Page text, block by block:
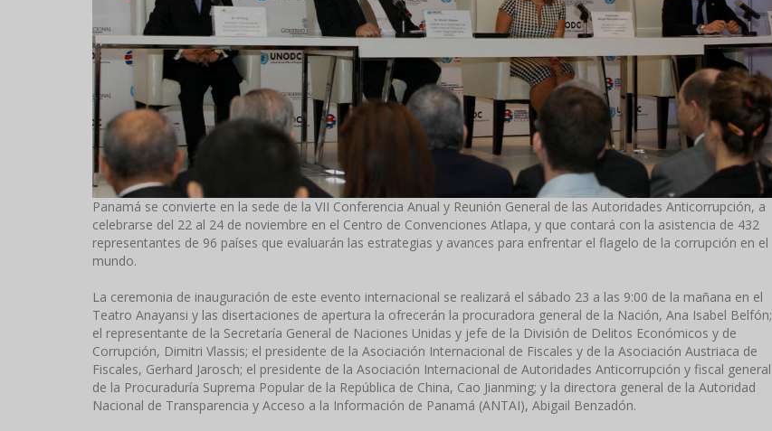
Panamá se convierte en la sede de la VII Conferencia Anual y Reunión General de las Autoridades Anticorrupción, a
celebrarse del 22 al 24 de noviembre en el Centro de Convenciones Atlapa, y que contará con la asistencia de 432
representantes de 96 países que evaluarán las estrategias y avances para enfrentar el flagelo de la corrupción en el
mundo.
La ceremonia de inauguración de este evento internacional se realizará el sábado 23 a las 9:00 de la mañana en el
Teatro Anayansi y las disertaciones de apertura la ofrecerán la procuradora general de la Nación, Ana Isabel Belfón;
el representante de la Secretaría General de Naciones Unidas y jefe de la División de Delitos Económicos y de
Corrupción, Dimitri Vlassis; el presidente de la Asociación Internacional de Fiscales y de la Asociación Austriaca de
Fiscales, Gerhard Jarosch; el presidente de la Asociación Internacional de Autoridades Anticorrupción y fiscal general
de la Procuraduría Suprema Popular de la República de China, Cao Jianming; y la directora general de la Autoridad
Nacional de Transparencia y Acceso a la Información de Panamá (ANTAI), Abigail Benzadón.